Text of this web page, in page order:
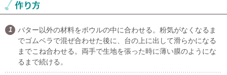
バター以外の材料をボウルの中に合わせる。粉気がなくなるま
でゴムベラで混ぜ合わせた後に、台の上に出して滑らかになる
までこね合わせる。両手で生地を張った時に薄い膜のようにな
るまで続ける。